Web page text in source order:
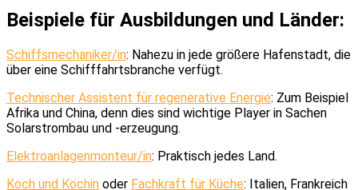
Beispiele für Ausbildungen und Länder:
Schiffsmechaniker/in: Nahezu in jede größere Hafenstadt, die
über eine Schifffahrtsbranche verfügt.
Technischer Assistent für regenerative Energie: Zum Beispiel
Afrika und China, denn dies sind wichtige Player in Sachen
Solarstrombau und -erzeugung.
Elektroanlagenmonteur/in: Praktisch jedes Land.
Koch und Köchin oder Fachkraft für Küche: Italien, Frankreich